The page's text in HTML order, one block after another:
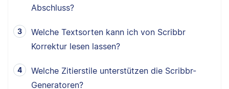
Abschluss?
Welche Textsorten kann ich von Scribbr
Korrektur lesen lassen?
Welche Zitierstile unterstützen die Scribbr-
Generatoren?